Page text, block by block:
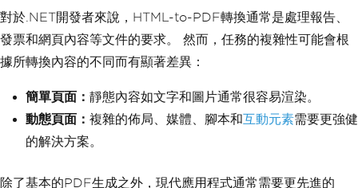
對於.NET開發者來說，HTML-to-PDF轉換通常是處理報告、
發票和網頁內容等文件的要求。 然而，任務的複雜性可能會根
據所轉換內容的不同而有顯著差異：
簡單頁面： 靜態內容如文字和圖片通常很容易渲染。
動態頁面： 複雜的佈局、媒體、腳本和互動元素需要更強健
的解決方案。
除了基本的PDF生成之外，現代應用程式通常需要更先進的